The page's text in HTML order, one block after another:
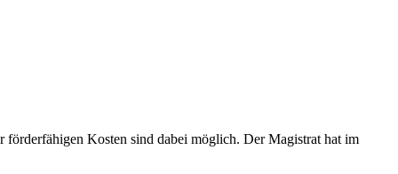
förderfähigen Kosten sind dabei möglich. Der Magistrat hat im